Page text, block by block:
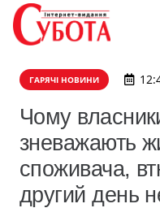
ГАРЯЧІ НОВИНИ
Чому
зневажають
споживача,
другий день